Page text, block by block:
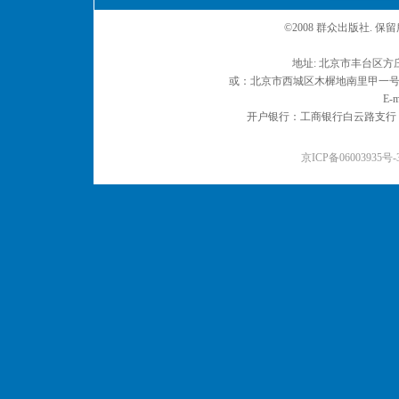
©2008 群众出版社. 保
地址: 北京市丰台区
或：北京市西城区木樨地南里甲一
E-
开户银行：工商银行白云路支
京ICP备06003935号-